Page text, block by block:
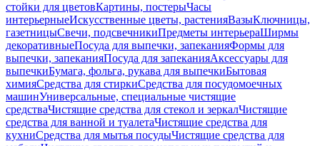
стойки для цветовКартины, постерыЧасы
интерьерныеИскусственные цветы, растенияВазыКлючницы,
газетницыСвечи, подсвечникиПредметы интерьераШирмы
декоративныеПосуда для выпечки, запеканияФормы для
выпечки, запеканияПосуда для запеканияАксессуары для
выпечкиБумага, фольга, рукава для выпечкиБытовая
химияСредства для стиркиСредства для посудомоечных
машинУниверсальные, специальные чистящие
средстваЧистящие средства для стекол и зеркалЧистящие
средства для ванной и туалетаЧистящие средства для
кухниСредства для мытья посудыЧистящие средства для